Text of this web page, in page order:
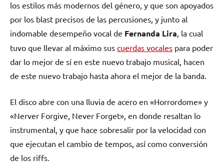
los estilos más modernos del género, y que son apoyados
por los blast precisos de las percusiones, y junto al
indomable desempeño vocal de Fernanda Lira , la cual
tuvo que llevar al máximo sus cuerdas vocales para poder
dar lo mejor de sí en este nuevo trabajo musical, hacen
de este nuevo trabajo hasta ahora el mejor de la banda.
El disco abre con una lluvia de acero en «Horrordome» y
«Nerver Forgive, Never Forget», en donde resaltan lo
instrumental, y que hace sobresalir por la velocidad con
que ejecutan el cambio de tempos, así como conversión
de los riffs.